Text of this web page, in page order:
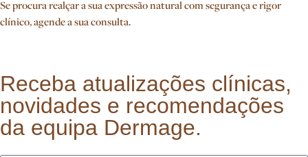
Se procura realçar a sua expressão natural com segurança e rigor
clínico, agende a sua consulta.
Receba atualizações clínicas,
novidades e recomendações
da equipa Dermage.